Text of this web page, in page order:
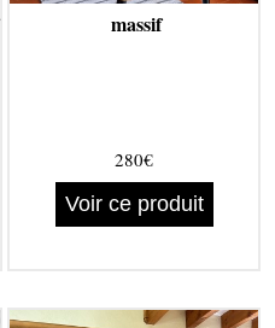
massif
280€
Voir ce produit